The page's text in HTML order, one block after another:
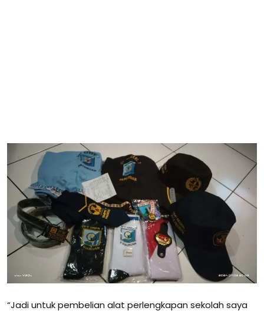
“Jadi untuk pembelian alat perlengkapan sekolah saya